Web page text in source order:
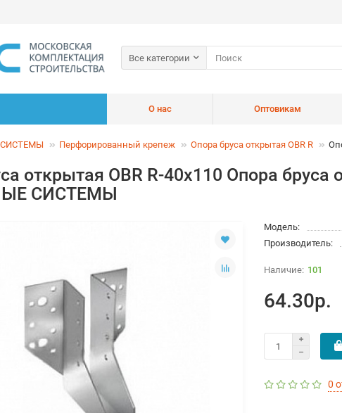
Все категории
О нас Оптовикам
Перфорированный крепеж Опора бруса открытая OBR R
открытая OBR R-40x110 Опора
СИСТЕМЫ
Модель:
Производитель:
101
64.30р.
0